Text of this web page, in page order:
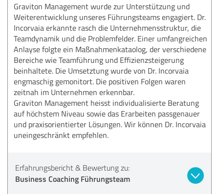
Graviton Management wurde zur Unterstützung und
Weiterentwicklung unseres Führungsteams engagiert. Dr.
Incorvaia erkannte rasch die Unternehmensstruktur, die
Teamdynamik und die Problemfelder. Einer umfangreichen
Anlayse folgte ein Maßnahmenkataolog, der verschiedene
Bereiche wie Teamführung und Effizienzsteigerung
beinhaltete. Die Umsetztung wurde von Dr. Incorvaia
engmaschig gemonitort. Die positiven Folgen waren
zeitnah im Unternehmen erkennbar.
Graviton Management heisst individualisierte Beratung
auf höchstem Niveau sowie das Erarbeiten passgenauer
und praxisorientierter Lösungen. Wir können Dr. Incorvaia
uneingeschränkt empfehlen.
Erfahrungsbericht & Bewertung zu:
Business Coaching Führungsteam